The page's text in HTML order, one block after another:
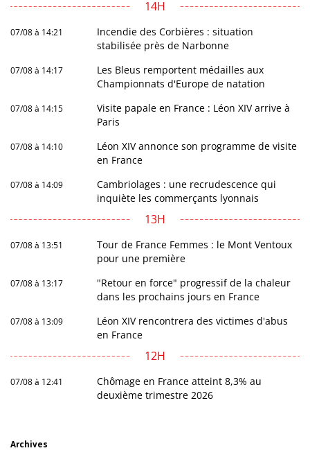
14H
07/08 à 14:21
Incendie des Corbières : situation
stabilisée près de Narbonne
07/08 à 14:17
Les Bleus remportent médailles aux
Championnats d'Europe de natation
07/08 à 14:15
Visite papale en France : Léon XIV arrive à
Paris
07/08 à 14:10
Léon XIV annonce son programme de visite
en France
07/08 à 14:09
Cambriolages : une recrudescence qui
inquiète les commerçants lyonnais
13H
07/08 à 13:51
Tour de France Femmes : le Mont Ventoux
pour une première
07/08 à 13:17
"Retour en force" progressif de la chaleur
dans les prochains jours en France
07/08 à 13:09
Léon XIV rencontrera des victimes d'abus
en France
12H
07/08 à 12:41
Chômage en France atteint 8,3% au
deuxième trimestre 2026
Archives